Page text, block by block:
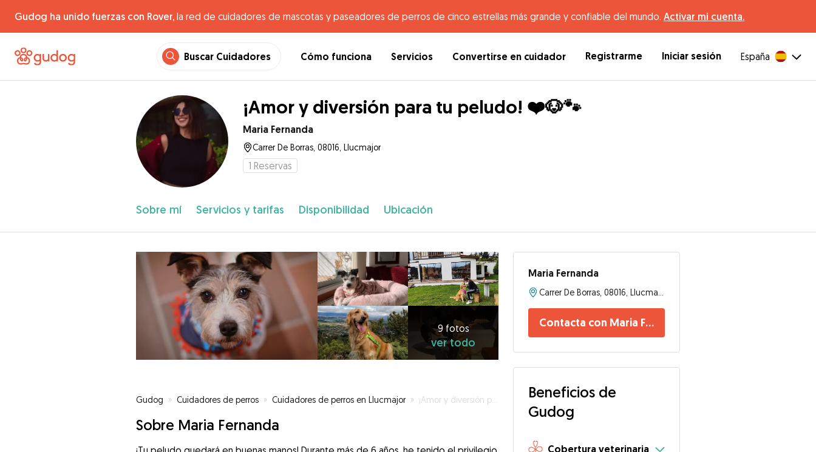
Gudog ha unido fuerzas con Rover, la red de cuidadores de mascotas y paseadores de perros de cinco estrellas más grande y confiable del mundo. Activar mi cuenta.
Buscar Cuidadores Cómo funciona Servicios Convertirse en cuidador Registrarme Iniciar sesión España
¡Amor y diversión para tu peludo! ❤️🐶🐾
Maria Fernanda
Carrer De Borras, 08016, Llucmajor
1 Reservas
Sobre mí Servicios y tarifas Disponibilidad Ubicación
9 fotos
ver todo
Gudog » Cuidadores de perros » Cuidadores de perros en Llucmajor » ¡Amor y diversión para tu peludo! ❤️🐶🐾
Sobre Maria Fernanda
Maria Fernanda
Contacta con Maria Fernanda
Beneficios de
Gudog
Cobertura veterinaria